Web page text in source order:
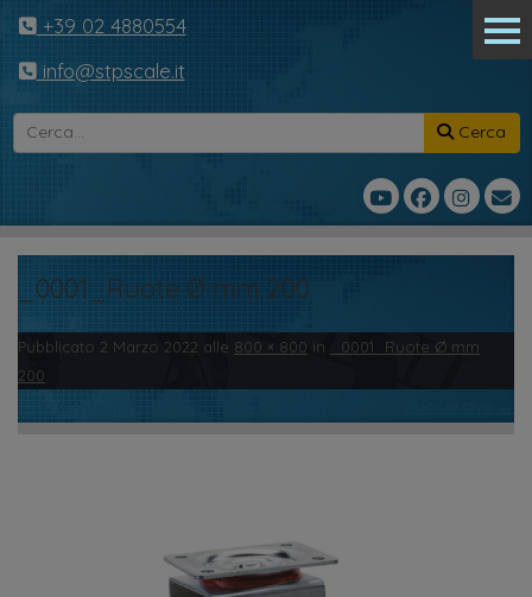
+39 02 4880554
info@stpscale.it
Cerca
_0001_Ruote Ø mm 200
Pubblicato 2 Marzo 2022 alle 800 × 800 in
_0001_Ruote Ø mm
200